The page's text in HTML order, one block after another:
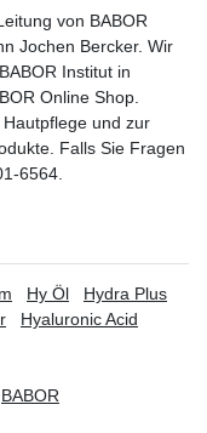
von BABOR
Jochen Bercker. Wir
BABOR Institut in
Online Shop.
und zur
Falls Sie Fragen
6564.
Hy Öl
Hydra Plus
Hyaluronic Acid
BABOR